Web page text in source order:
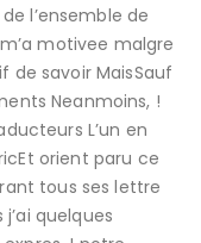
l’ensemble de
motivee malgre
de savoir MaisSauf
Neanmoins, !
L’un en
orient paru ce
tous ses lettre
quelques